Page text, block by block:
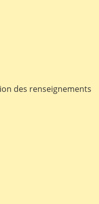
des renseignements